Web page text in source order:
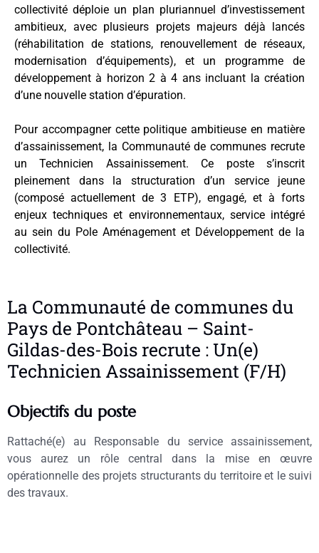
collectivité déploie un plan pluriannuel d’investissement
ambitieux, avec plusieurs projets majeurs déjà lancés
(réhabilitation de stations, renouvellement de réseaux,
modernisation d’équipements), et un programme de
développement à horizon 2 à 4 ans incluant la création
d’une nouvelle station d’épuration.
Pour accompagner cette politique ambitieuse en matière
d’assainissement, la Communauté de communes recrute
un Technicien Assainissement. Ce poste s’inscrit
pleinement dans la structuration d’un service jeune
(composé actuellement de 3 ETP), engagé, et à forts
enjeux techniques et environnementaux, service intégré
au sein du Pole Aménagement et Développement de la
collectivité.
La Communauté de communes du
Pays de Pontchâteau – Saint-
Gildas-des-Bois recrute : Un(e)
Technicien Assainissement (F/H)
Objectifs du poste
Rattaché(e) au Responsable du service assainissement,
vous aurez un rôle central dans la mise en œuvre
opérationnelle des projets structurants du territoire et le suivi
des travaux.